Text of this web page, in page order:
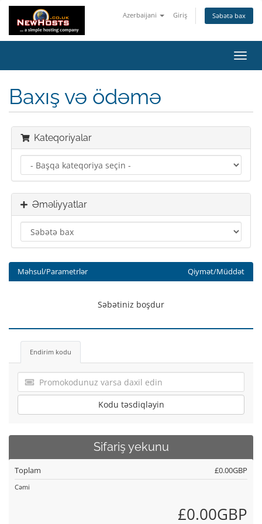
Azerbaijani Giriş Səbətə bax
keçid
Baxış və ödəmə
Kateqoriyalar
Əməliyyatlar
Məhsul/Parametrlər Qiymət/Müddət
Səbətiniz boşdur
Endirim kodu
Kodu təsdiqləyin
Sifariş yekunu
Toplam £0.00GBP
Cəmi
£0.00GBP